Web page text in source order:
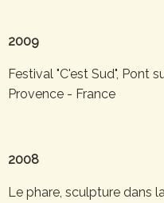
2009
Festival "C'est Sud", Pont
Provence - France
2008
Le phare, sculpture dans